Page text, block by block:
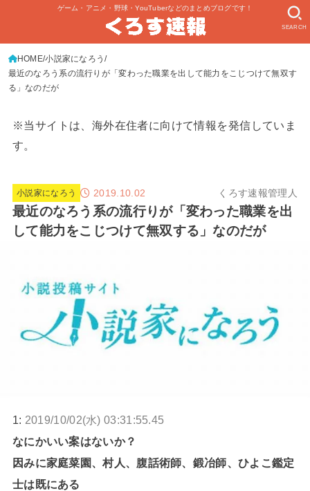
ゲーム・アニメ・野球・YouTuberなどのまとめブログです！
SEARCH
HOME 小説家になろう
最近のなろう系の流行りが「変わった職業を出して能力をこじつけて無双す
る」なのだが
※当サイトは、海外在住者に向けて情報を発信していま
す。
小説家になろう 2019.10.02 くろす速報管理人
最近のなろう系の流行りが「変わった職業を出
して能力をこじつけて無双する」なのだが
1: 2019/10/02(水) 03:31:55.45
なにかいい案はないか？
因みに家庭菜園、村人、腹話術師、鍛冶師、ひよこ鑑定
士は既にある